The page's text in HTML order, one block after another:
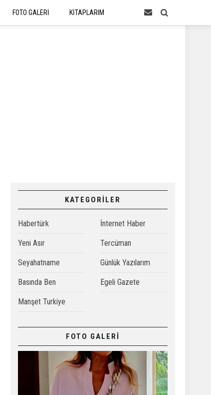
FOTO GALERİ
KİTAPLARIM
KATEGORİLER
Habertürk İnternet Haber
Yeni Asır Tercüman
Seyahatname Günlük Yazılarım
Basında Ben Egeli Gazete
Manşet Turkiye
FOTO GALERİ